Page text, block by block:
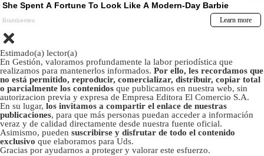
Estimado(a) lector(a)
En Gestión, valoramos profundamente la labor periodística que
realizamos para mantenerlos informados. Por ello, les recordamos que
no está permitido, reproducir, comercializar, distribuir, copiar total
o parcialmente los contenidos que publicamos en nuestra web, sin
autorizacion previa y expresa de Empresa Editora El Comercio S.A.
En su lugar, los invitamos a compartir el enlace de nuestras
publicaciones, para que más personas puedan acceder a información
veraz y de calidad directamente desde nuestra fuente oficial.
Asimismo, pueden suscribirse y disfrutar de todo el contenido
exclusivo que elaboramos para Uds.
Gracias por ayudarnos a proteger y valorar este esfuerzo.